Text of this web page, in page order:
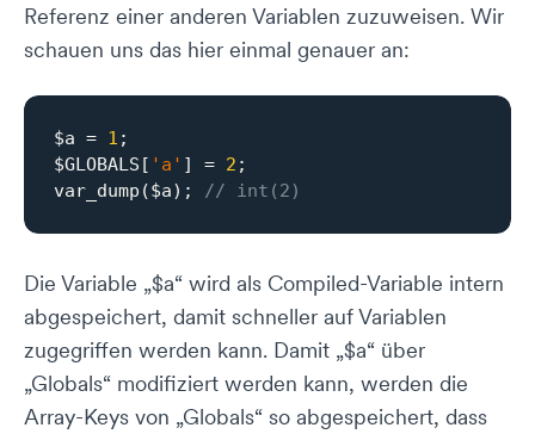
Referenz einer anderen Variablen zuzuweisen. Wir
schauen uns das hier einmal genauer an:
$a = 1 ;
$GLOBALS[ 'a' ] = 2 ;
var_dump($a);
// int(2)
Die Variable „$a“ wird als Compiled-Variable intern
abgespeichert, damit schneller auf Variablen
zugegriffen werden kann. Damit „$a“ über
„Globals“ modifiziert werden kann, werden die
Array-Keys von „Globals“ so abgespeichert, dass